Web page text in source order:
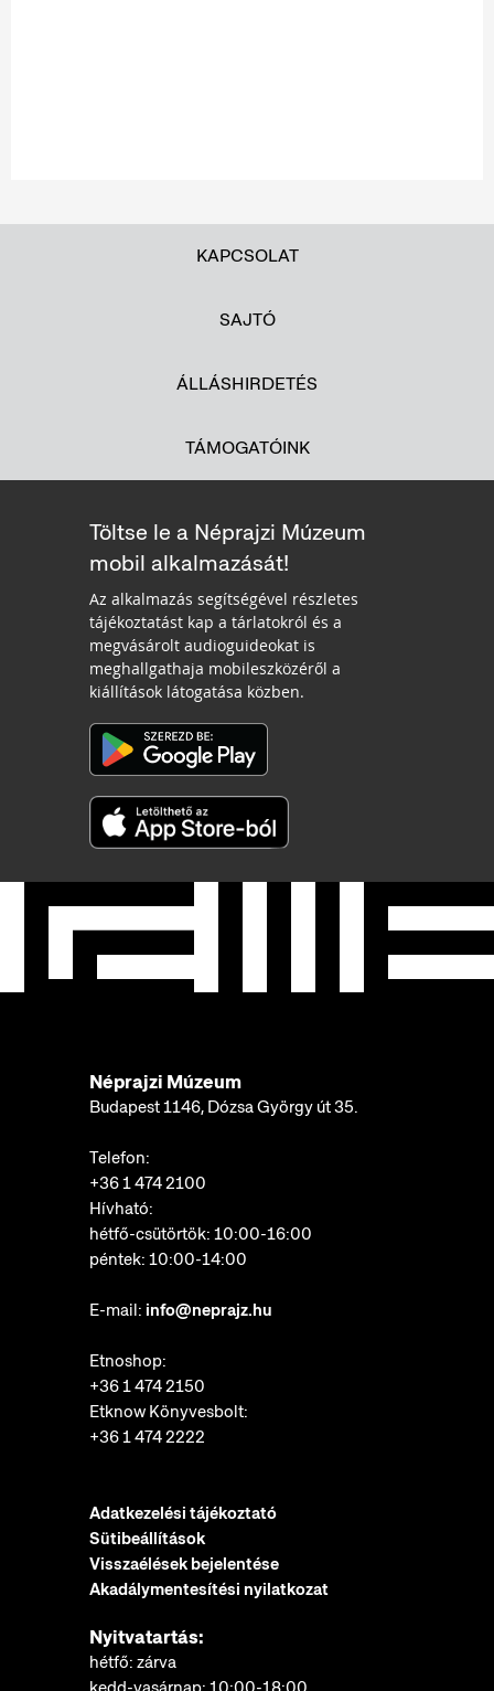
KAPCSOLAT
SAJTÓ
ÁLLÁSHIRDETÉS
TÁMOGATÓINK
Töltse le a Néprajzi Múzeum
mobil alkalmazását!
Az alkalmazás segítségével részletes
tájékoztatást kap a tárlatokról és a
megvásárolt audioguideokat is
meghallgathaja mobileszközéről a
kiállítások látogatása közben.
Néprajzi Múzeum
Budapest 1146, Dózsa György út 35.
Telefon:
+36 1 474 2100
Hívható:
hétfő-csütörtök: 10:00-16:00
péntek: 10:00-14:00
E-mail: info@neprajz.hu
Etnoshop:
+36 1 474 2150
Etknow Könyvesbolt:
+36 1 474 2222
Adatkezelési tájékoztató
Sütibeállítások
Visszaélések bejelentése
Akadálymentesítési nyilatkozat
Nyitvatartás:
hétfő: zárva